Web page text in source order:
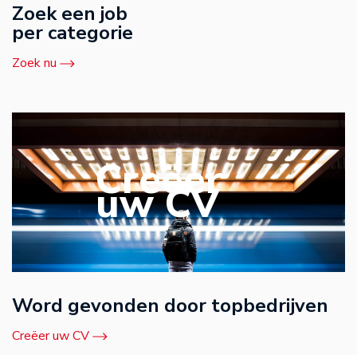
Zoek een job
per categorie
Zoek nu
Creëer
uw CV
Word gevonden door topbedrijven
Creëer uw CV